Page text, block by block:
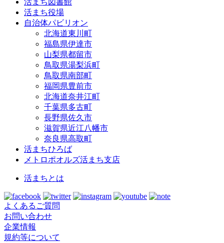
活まち役場
自治体パビリオン
北海道東川町
福島県伊達市
山梨県都留市
鳥取県湯梨浜町
鳥取県南部町
福岡県豊前市
北海道奈井江町
千葉県多古町
長野県佐久市
滋賀県近江八幡市
奈良県高取町
活まちひろば
メトロポオルズ活まち支店
活まちとは
よくあるご質問
お問い合わせ
企業情報
規約等について